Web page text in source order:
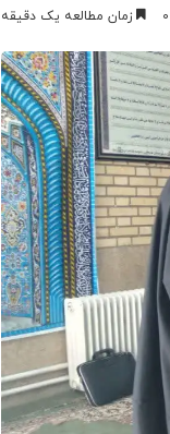
0 زمان مطالعه یک دقیقه